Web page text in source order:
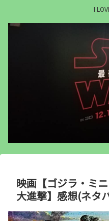
I
映画【ゴジラ・ミ
大進撃】感想(ネタ